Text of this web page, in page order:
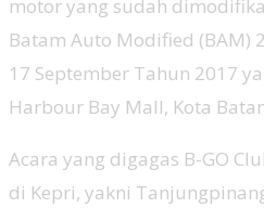
motor yang sudah
Batam Auto Modified (BAM)
17 September Tahun 2017
Harbour Bay Mall, Kota
Acara yang digagas B-GO
di Kepri, yakni